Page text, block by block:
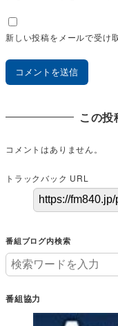
新しい投稿をメールで受け
この投
コメントはありません。
トラックバック URL
番組ブログ内検索
番組協力